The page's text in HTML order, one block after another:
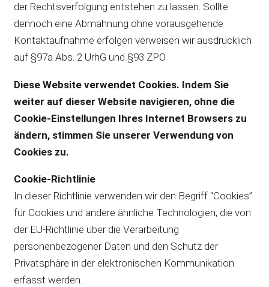
der Rechtsverfolgung entstehen zu lassen. Sollte
dennoch eine Abmahnung ohne vorausgehende
Kontaktaufnahme erfolgen verweisen wir ausdrücklich
auf §97a Abs. 2 UrhG und §93 ZPO.
Diese Website verwendet Cookies. Indem Sie
weiter auf dieser Website navigieren, ohne die
Cookie-Einstellungen Ihres Internet Browsers zu
ändern, stimmen Sie unserer Verwendung von
Cookies zu.
Cookie-Richtlinie
In dieser Richtlinie verwenden wir den Begriff “Cookies”
für Cookies und andere ähnliche Technologien, die von
der EU-Richtlinie über die Verarbeitung
personenbezogener Daten und den Schutz der
Privatsphäre in der elektronischen Kommunikation
erfasst werden.